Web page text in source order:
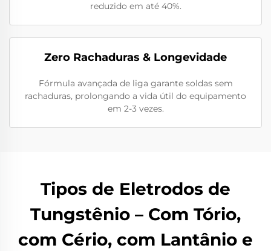
reduzido em até 40%.
Zero Rachaduras & Longevidade
Fórmula avançada de liga garante soldas sem
rachaduras, prolongando a vida útil do equipamento
em 2-3 vezes.
Tipos de Eletrodos de
Tungstênio – Com Tório,
com Cério, com Lantânio e